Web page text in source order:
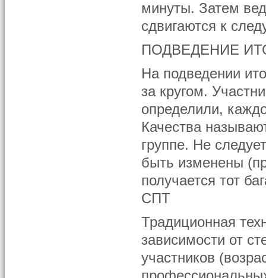
минуты. Затем
сдвигаются к
ПОДВЕДЕНИЕ
На подведении
за кругом.
определили,
Качества
группе. Не
быть изменены
получается тот
СПТ
Традиционная
зависимости от
участников